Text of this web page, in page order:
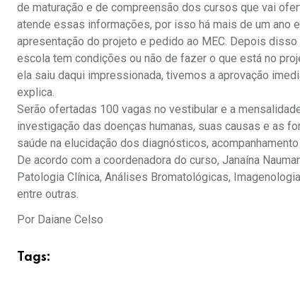
de maturação e de compreensão dos cursos que vai
atende essas informações, por isso há mais de um ano
apresentação do projeto e pedido ao MEC. Depois
escola tem condições ou não de fazer o que está no
ela saiu daqui impressionada, tivemos a aprovação
explica.
Serão ofertadas 100 vagas no vestibular e a
investigação das doenças humanas, suas causas e as
saúde na elucidação dos diagnósticos,
De acordo com a coordenadora do curso, Janaína
Patologia Clínica, Análises Bromatológicas,
entre outras.
Por Daiane Celso
Tags: